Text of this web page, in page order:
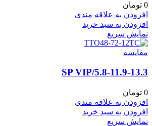
0 تومان
افزودن به علاقه مندی
افزودن به سبد خرید
نمایش سریع
مقايسه
5.8-11.9-13.3/SP VIP
0 تومان
افزودن به علاقه مندی
افزودن به سبد خرید
نمایش سریع